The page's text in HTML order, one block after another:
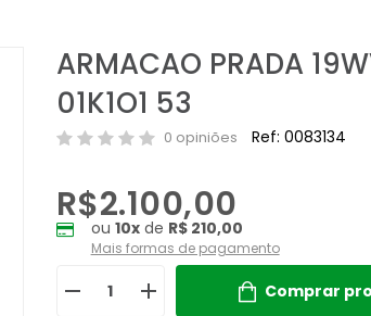
ARMACAO PRADA
01K1O1 53
0 opiniões Ref: 0083134
R$2.100,00
ou 10xde R$ 210,00
Mais formas de pagamento
Comprar